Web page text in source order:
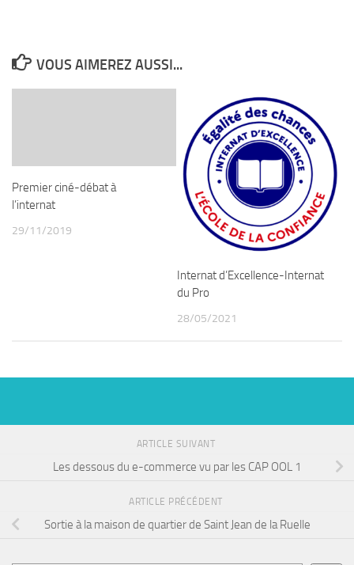
VOUS AIMEREZ AUSSI...
Premier ciné-débat à
l’internat
29/11/2019
Internat d’Excellence-Internat
du Pro
28/05/2021
ARTICLE SUIVANT
Les dessous du e-commerce vu par les CAP OOL 1
ARTICLE PRÉCÉDENT
Sortie à la maison de quartier de Saint Jean de la Ruelle